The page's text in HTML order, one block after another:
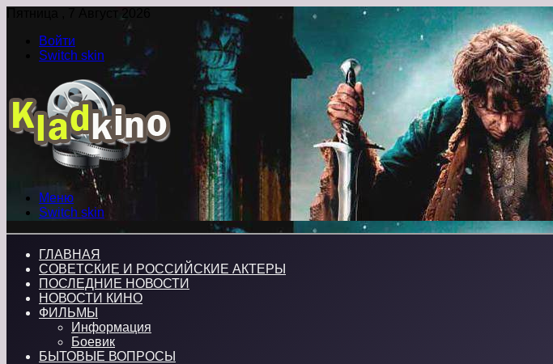
Пятница , 7 Август 2026
Войти
Switch skin
Меню
Switch skin
ГЛАВНАЯ
СОВЕТСКИЕ И РОССИЙСКИЕ АКТЕРЫ
ПОСЛЕДНИЕ НОВОСТИ
НОВОСТИ КИНО
ФИЛЬМЫ
Информация
Боевик
БЫТОВЫЕ ВОПРОСЫ